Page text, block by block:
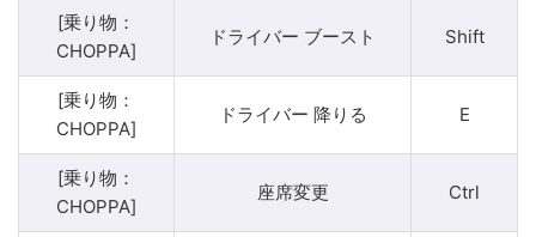
[乗り物：
CHOPPA]
ドライバー ブースト Shift
[乗り物：
CHOPPA]
ドライバー 降りる E
[乗り物：
CHOPPA]
座席変更 Ctrl